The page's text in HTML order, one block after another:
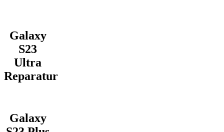
Galaxy
S23
Ultra
Reparatur
Galaxy